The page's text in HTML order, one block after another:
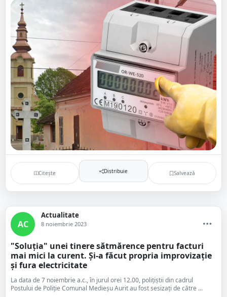
Citește Distribuie Salvează
AC
Actualitate
8 noiembrie 2023
"Soluția" unei tinere sătmărence pentru facturi
mai mici la curent. Și-a făcut propria improvizație
și fura electricitate
La data de 7 noiembrie a.c., în jurul orei 12.00, polițiștii din cadrul
Postului de Poliție Comunal Medieșu Aurit au fost sesizați de către ...